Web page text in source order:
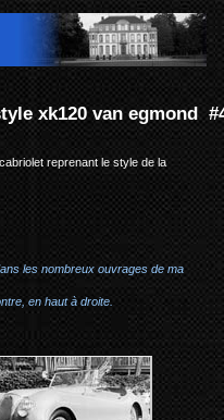
reprenant le style de la
les nombreux ouvrages de ma
en haut à droite.